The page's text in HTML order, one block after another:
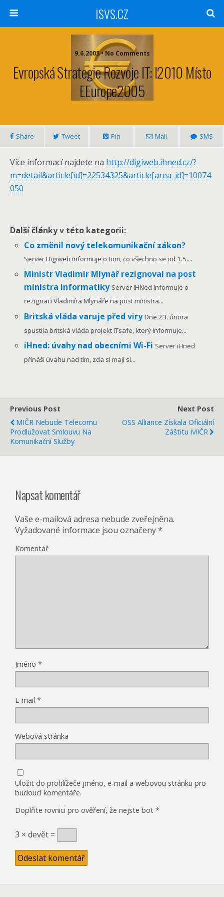
ISVS.CZ
9.6.2005 • No Comments
Evropská Strategie Rozvoje IT: I2010 Místo
EEurope2005
Share Tweet Pin Mail SMS
Více informací najdete na http://digiweb.ihned.cz/?
m=detail&article[id]=22534325&article[area_id]=10074
050
Další články v této kategorii:
Co změnil nový telekomunikační zákon?
Server Digiweb informuje o tom, co všechno se od 1.5....
Ministr Vladimír Mlynář rezignoval na post
ministra informatiky Server iHNed informuje o
rezignaci Vladimíra Mlynáře na post ministra...
Britská vláda varuje před viryDne 23. února
spustila britská vláda projekt ITsafe, který informuje...
iHned: úvahy nad obecními Wi-Fi Server iHned
přináší úvahu nad tím, zda si mají si...
Previous Post
MIČR Nebude Telecomu
Prodlužovat Smlouvu Na
Komunikační Služby
Next Post
OSS Alliance Získala Oficiální
Záštitu MIČR
Napsat komentář
Vaše e-mailová adresa nebude zveřejněna.
Vyžadované informace jsou označeny*
Komentář
Jméno *
E-mail *
Webová stránka
Uložit do prohlížeče jméno, e-mail a webovou stránku pro
budoucí komentáře.
Doplňte rovnici pro ověření, že nejste bot *
3 × devět =